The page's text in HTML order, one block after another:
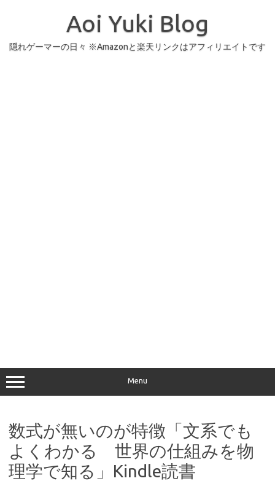
Aoi Yuki Blog
隠れゲーマーの日々 ※Amazonと楽天リンクはアフィリエイトです
Menu
数式が無いのが特徴「文系でも
よくわかる 世界の仕組みを物
理学で知る」Kindle読書